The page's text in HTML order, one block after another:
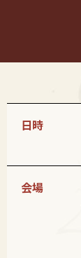
日時
会場